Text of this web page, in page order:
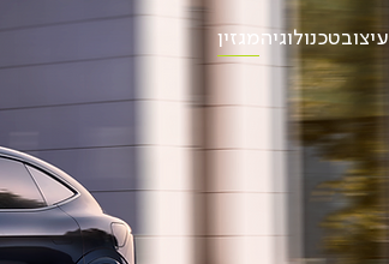
עיצובטכנולוגיהמגזין